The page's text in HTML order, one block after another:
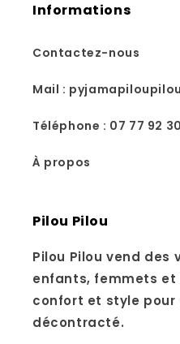
Informations
Contactez-nous
Mail :
Téléphone : 07 77 92
À propos
Pilou Pilou
Pilou Pilou vend des
enfants, femmets
confort et style pour
décontracté.